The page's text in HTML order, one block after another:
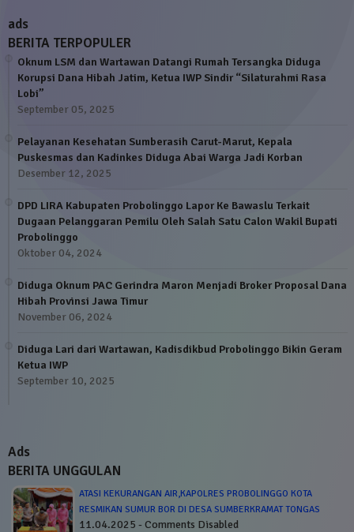
ads
BERITA TERPOPULER
Oknum LSM dan Wartawan Datangi Rumah Tersangka Diduga
Korupsi Dana Hibah Jatim, Ketua IWP Sindir “Silaturahmi Rasa
Lobi”
September 05, 2025
Pelayanan Kesehatan Sumberasih Carut-Marut, Kepala
Puskesmas dan Kadinkes Diduga Abai Warga Jadi Korban
Desember 12, 2025
DPD LIRA Kabupaten Probolinggo Lapor Ke Bawaslu Terkait
Dugaan Pelanggaran Pemilu Oleh Salah Satu Calon Wakil Bupati
Probolinggo
Oktober 04, 2024
Diduga Oknum PAC Gerindra Maron Menjadi Broker Proposal Dana
Hibah Provinsi Jawa Timur
November 06, 2024
Diduga Lari dari Wartawan, Kadisdikbud Probolinggo Bikin Geram
Ketua IWP
September 10, 2025
Ads
BERITA UNGGULAN
ATASI KEKURANGAN AIR,KAPOLRES PROBOLINGGO KOTA
RESMIKAN SUMUR BOR DI DESA SUMBERKRAMAT TONGAS
11.04.2025 - Comments Disabled